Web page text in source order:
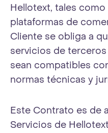
Hellotext, tales
plataformas de
Cliente se obliga a
servicios de
sean compatibles
normas técnicas y
Este Contrato es de
Servicios de